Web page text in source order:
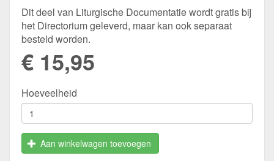
Dit deel van Liturgische Documentatie wordt gratis bij
het Directorium geleverd, maar kan ook separaat
besteld worden.
€ 15,95
Hoeveelheid
Aan winkelwagen toevoegen